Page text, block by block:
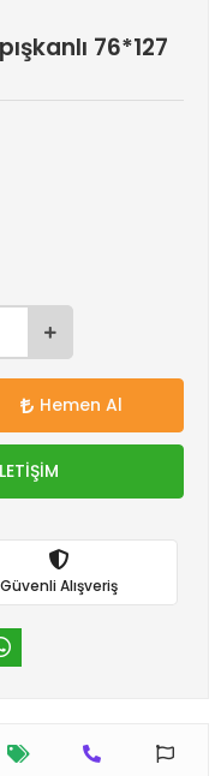
76*127
Hemen Al
Güvenli Alışveriş